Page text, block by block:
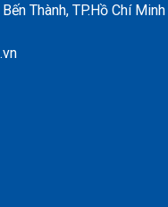
Thành, TP.Hồ Chí Minh